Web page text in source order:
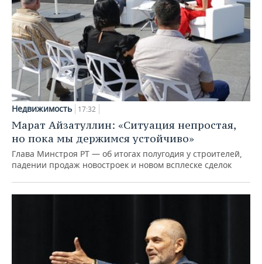
Недвижимость 17:32
Марат Айзатуллин: «Ситуация непростая,
но пока мы держимся устойчиво»
Глава Минстроя РТ — об итогах полугодия у строителей,
падении продаж новостроек и новом всплеске сделок